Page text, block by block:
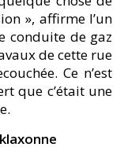
», affirme l’un
conduite de gaz
de cette rue
Ce n’est
que c’était une